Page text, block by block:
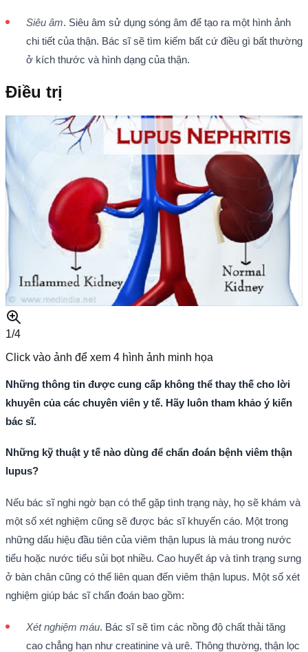
Siêu âm. Siêu âm sử dụng sóng âm để tạo ra một hình ảnh
chi tiết của thận. Bác sĩ sẽ tìm kiếm bất cứ điều gì bất thường
ở kích thước và hình dạng của thận.
Điều trị
1/4
Click vào ảnh để xem 4 hình ảnh minh họa
Những thông tin được cung cấp không thể thay thế cho lời
khuyên của các chuyên viên y tế. Hãy luôn tham khảo ý kiến
bác sĩ.
Những kỹ thuật y tế nào dùng để chẩn đoán bệnh viêm thận
lupus?
Nếu bác sĩ nghi ngờ bạn có thể gặp tình trạng này, họ sẽ khám và
một số xét nghiệm cũng sẽ được bác sĩ khuyến cáo. Một trong
những dấu hiệu đầu tiên của viêm thận lupus là máu trong nước
tiểu hoặc nước tiểu sủi bọt nhiều. Cao huyết áp và tình trạng sưng
ở bàn chân cũng có thể liên quan đến viêm thận lupus. Một số xét
nghiệm giúp bác sĩ chẩn đoán bao gồm:
Xét nghiệm máu. Bác sĩ sẽ tìm các nồng độ chất thải tăng
cao chẳng hạn như creatinine và urê. Thông thường, thận lọc